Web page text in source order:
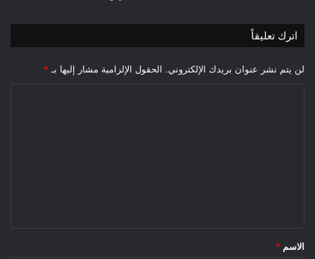
اترك تعليقاً
لن يتم نشر عنوان بريدك الإلكتروني. الحقول الإلزامية مشار إليها بـ *
*
الاسم *